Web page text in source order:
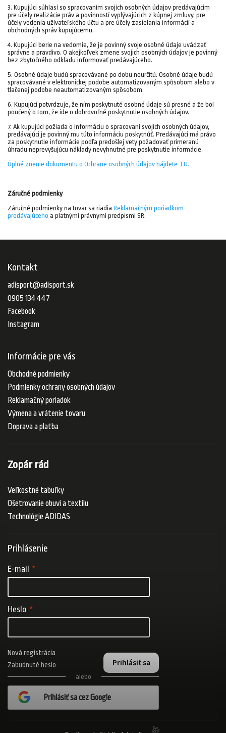
3. Kupujúci súhlasí so spracovaním svojich osobných údajov predávajúcim
pre účely realizácie práv a povinností vyplývajúcich z kúpnej zmluvy, pre
účely vedenia užívateľského účtu a pre účely zasielania informácií a
obchodných správ kupujúcemu.
4. Kupujúci berie na vedomie, že je povinný svoje osobné údaje uvádzať
správne a pravdivo. O akejkoľvek zmene svojich osobných údajov je povinný
bez zbytočného odkladu informovať predávajúceho.
5. Osobné údaje budú spracovávané po dobu neurčitú. Osobné údaje budú
spracovávané v elektronickej podobe automatizovaným spôsobom alebo v
tlačenej podobe neautomatizovaným spôsobom.
6. Kupujúci potvrdzuje, že ním poskytnuté osobné údaje sú presné a že bol
poučený o tom, že ide o dobrovoľné poskytnutie osobných údajov.
7. Ak kupujúci požiada o informáciu o spracovaní svojich osobných údajov,
predávajúci je povinný mu túto informáciu poskytnúť. Predávajúci má právo
za poskytnutie informácie podľa predošlej vety požadovať primeranú
úhradu neprevyšujúcu náklady nevyhnutné pre poskytnutie informácie.
Úplné znenie dokumentu o Ochrane osobných údajov nájdete TU.
Záručné podmienky
Záručné podmienky na tovar sa riadia Reklamačným poriadkom
predávajúceho a platnými právnymi predpismi SR.
Kontakt
adisport@adisport.sk
0905 134 447
Facebook
Instagram
Informácie pre vás
Obchodné podmienky
Podmienky ochrany osobných údajov
Reklamačný poriadok
Výmena a vrátenie tovaru
Doprava a platba
Zopár rád
Veľkostné tabuľky
Ošetrovanie obuvi a textilu
Technológie ADIDAS
Prihlásenie
E-mail
Heslo
Prihlásiť sa
Nová registrácia
Zabudnuté heslo
alebo
Prihlásiť sa cez Google